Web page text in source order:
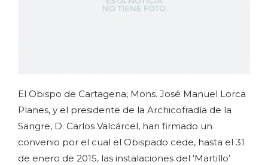
El Obispo de Cartagena, Mons. José Manuel Lorca
Planes, y el presidente de la Archicofradía de la
Sangre, D. Carlos Valcárcel, han firmado un
convenio por el cual el Obispado cede, hasta el 31
de enero de 2015, las instalaciones del ‘Martillo’